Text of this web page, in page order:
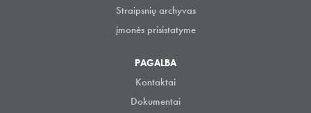
Straipsnių archyvas
įmonės prisistatyme
PAGALBA
Kontaktai
Dokumentai